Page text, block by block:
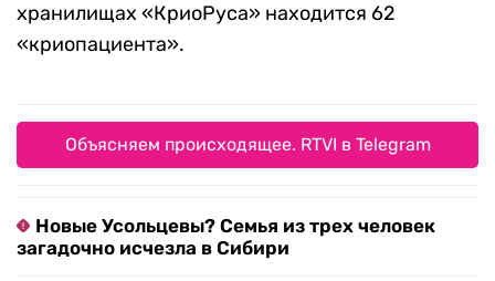
хранилищах «КриоРуса» находится 62
«криопациента».
Объясняем происходящее. RTVI в Telegram
Новые Усольцевы? Семья из трех человек
загадочно исчезла в Сибири